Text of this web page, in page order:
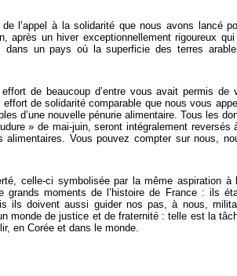
l’appel à la solidarité que nous avons lancé
après un hiver exceptionnellement rigoureux
dans un pays où la superficie des terres
de beaucoup d’entre vous avait permis
de solidarité comparable que nous vous
d’une nouvelle pénurie alimentaire. Tous les
» de mai-juin, seront intégralement reversés
alimentaires. Vous pouvez compter sur nous,
celle-ci symbolisée par la même aspiration
grands moments de l’histoire de France : ils
ils doivent aussi guider nos pas, à nous,
monde de justice et de fraternité : telle est la
en Corée et dans le monde.